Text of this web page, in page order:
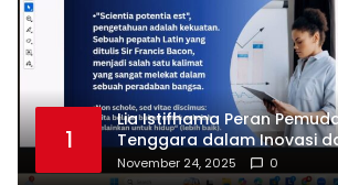
1
Lia Istifhama Peran
Tenggara dalam Inovasi
Internasional
November 24, 2025 0